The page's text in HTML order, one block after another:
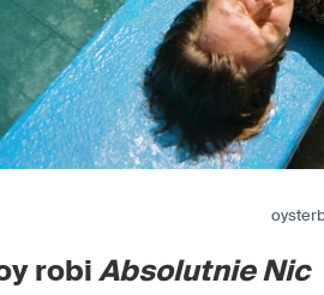
robiAbsolutnie Nic